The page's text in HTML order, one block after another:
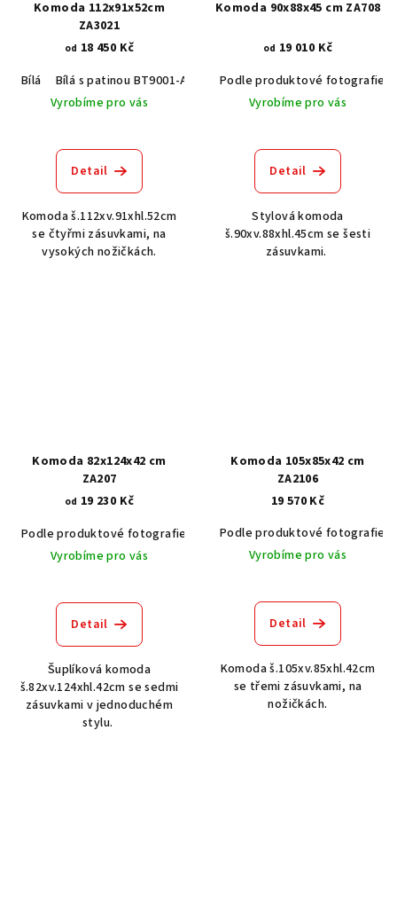
Komoda 112x91x52cm
ZA3021
od 18 450 Kč
Bílá
Bílá s patinou BT9001-A6 Černá RAL 9005
Šedá RAL 7037
Vyrobíme pro vás
Detail
Komoda š.112xv.91xhl.52cm
se čtyřmi zásuvkami, na
vysokých nožičkách.
Komoda 90x88x45 cm ZA708
od 19 010 Kč
Podle produktové fotografie
Vyrobíme pro vás
Detail
Stylová komoda
š.90xv.88xhl.45cm se šesti
zásuvkami.
Komoda 82x124x42 cm
ZA207
od 19 230 Kč
Podle produktové fotografie
Akát vintage BT1551
Dub světlý
Vyrobíme pro vás
Detail
Šuplíková komoda
š.82xv.124xhl.42cm se sedmi
zásuvkami v jednoduchém
stylu.
Komoda 105x85x42 cm
ZA2106
19 570 Kč
Podle produktové fotografie
Vyrobíme pro vás
Detail
Komoda š.105xv.85xhl.42cm
se třemi zásuvkami, na
nožičkách.